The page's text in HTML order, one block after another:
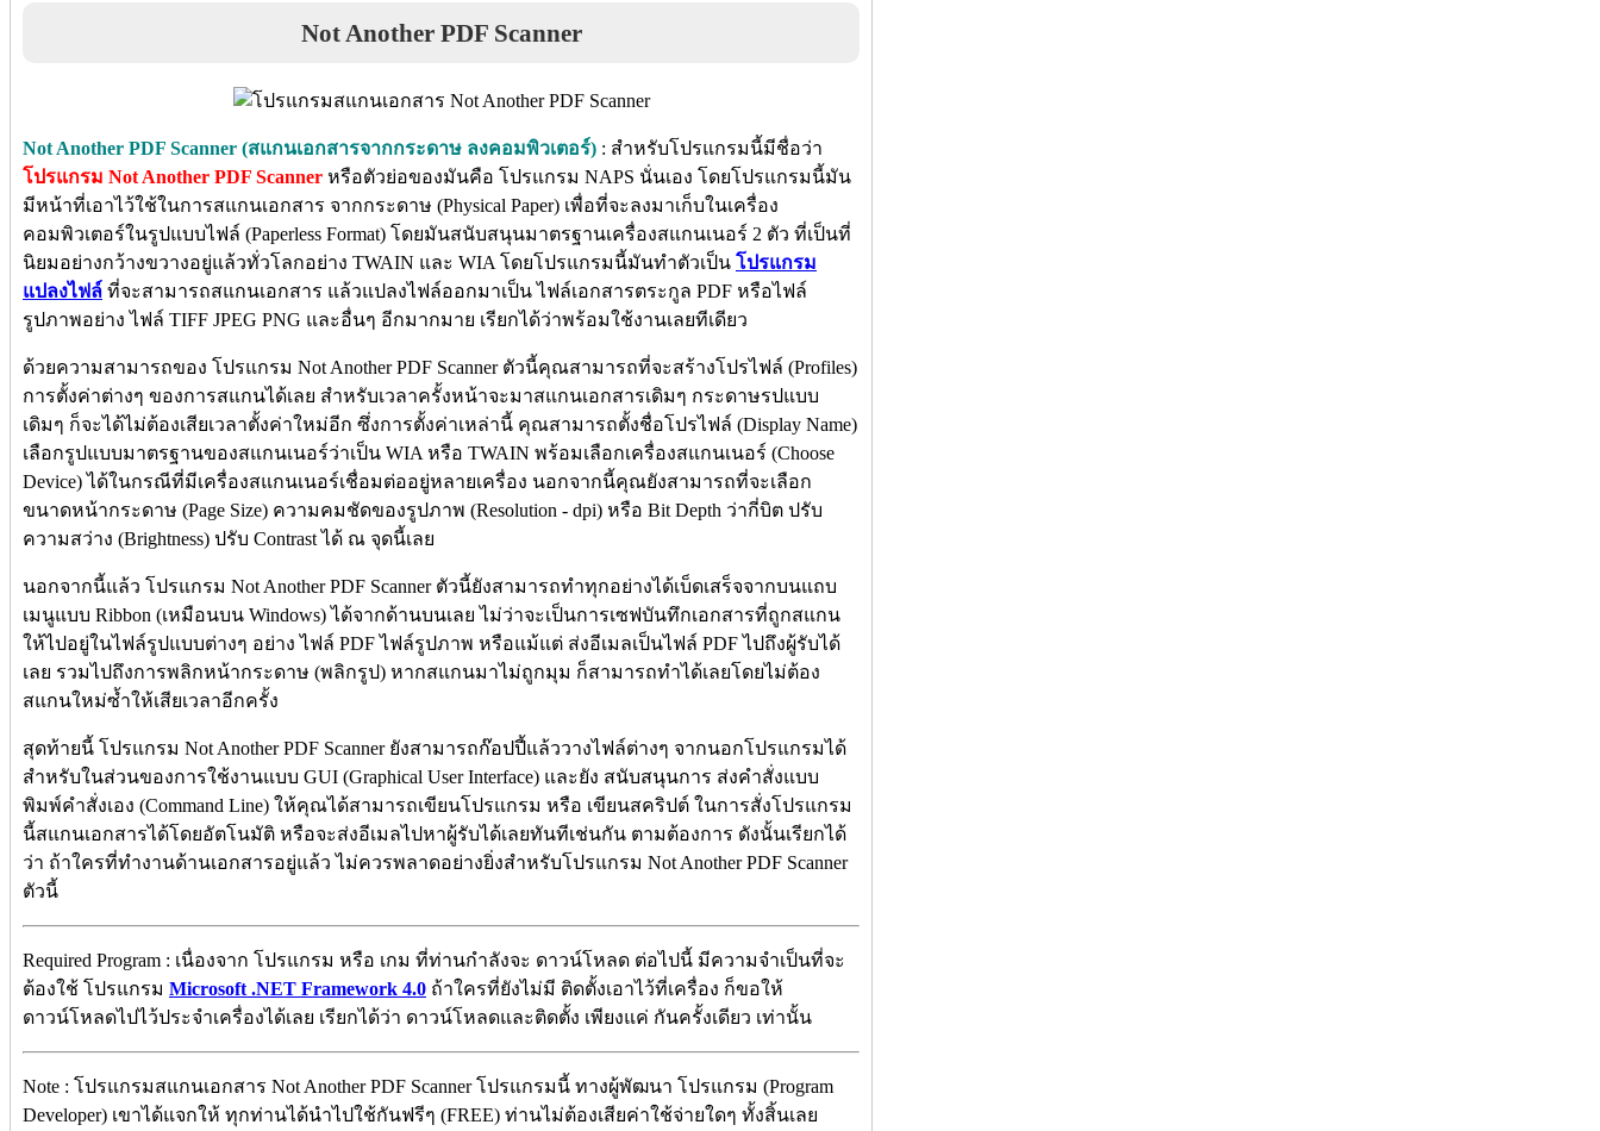
Not Another PDF Scanner
Not Another PDF Scanner (สแกนเอกสารจากกระดาษ ลงคอมพิวเตอร์) : สำหรับโปรแกรมนี้มีชื่อว่า
โปรแกรม Not Another PDF Scanner หรือตัวย่อของมันคือ โปรแกรม NAPS นั่นเอง โดยโปรแกรมนี้มัน
มีหน้าที่เอาไว้ใช้ในการสแกนเอกสาร จากกระดาษ (Physical Paper) เพื่อที่จะลงมาเก็บในเครื่อง
คอมพิวเตอร์ในรูปแบบไฟล์ (Paperless Format) โดยมันสนับสนุนมาตรฐานเครื่องสแกนเนอร์ 2 ตัว ที่เป็นที่
นิยมอย่างกว้างขวางอยู่แล้วทั่วโลกอย่าง TWAIN และ WIA โดยโปรแกรมนี้มันทำตัวเป็น โปรแกรม
แปลงไฟล์ ที่จะสามารถสแกนเอกสาร แล้วแปลงไฟล์ออกมาเป็น ไฟล์เอกสารตระกูล PDF หรือไฟล์
รูปภาพอย่าง ไฟล์ TIFF JPEG PNG และอื่นๆ อีกมากมาย เรียกได้ว่าพร้อมใช้งานเลยทีเดียว
ด้วยความสามารถของ โปรแกรม Not Another PDF Scanner ตัวนี้คุณสามารถที่จะสร้างโปรไฟล์ (Profiles)
การตั้งค่าต่างๆ ของการสแกนได้เลย สำหรับเวลาครั้งหน้าจะมาสแกนเอกสารเดิมๆ กระดาษรปแบบ
เดิมๆ ก็จะได้ไม่ต้องเสียเวลาตั้งค่าใหม่อีก ซึ่งการตั้งค่าเหล่านี้ คุณสามารถตั้งชื่อโปรไฟล์ (Display Name)
เลือกรูปแบบมาตรฐานของสแกนเนอร์ว่าเป็น WIA หรือ TWAIN พร้อมเลือกเครื่องสแกนเนอร์ (Choose
Device) ได้ในกรณีที่มีเครื่องสแกนเนอร์เชื่อมต่ออยู่หลายเครื่อง นอกจากนี้คุณยังสามารถที่จะเลือก
ขนาดหน้ากระดาษ (Page Size) ความคมชัดของรูปภาพ (Resolution - dpi) หรือ Bit Depth ว่ากี่บิต ปรับ
ความสว่าง (Brightness) ปรับ Contrast ได้ ณ จุดนี้เลย
นอกจากนี้แล้ว โปรแกรม Not Another PDF Scanner ตัวนี้ยังสามารถทำทุกอย่างได้เบ็ดเสร็จจากบนแถบ
เมนูแบบ Ribbon (เหมือนบน Windows) ได้จากด้านบนเลย ไม่ว่าจะเป็นการเซฟบันทึกเอกสารที่ถูกสแกน
ให้ไปอยู่ในไฟล์รูปแบบต่างๆ อย่าง ไฟล์ PDF ไฟล์รูปภาพ หรือแม้แต่ ส่งอีเมลเป็นไฟล์ PDF ไปถึงผู้รับได้
เลย รวมไปถึงการพลิกหน้ากระดาษ (พลิกรูป) หากสแกนมาไม่ถูกมุม ก็สามารถทำได้เลยโดยไม่ต้อง
สแกนใหม่ซ้ำให้เสียเวลาอีกครั้ง
สุดท้ายนี้ โปรแกรม Not Another PDF Scanner ยังสามารถก๊อปปี้แล้ววางไฟล์ต่างๆ จากนอกโปรแกรมได้
สำหรับในส่วนของการใช้งานแบบ GUI (Graphical User Interface) และยัง สนับสนุนการ ส่งคำสั่งแบบ
พิมพ์คำสั่งเอง (Command Line) ให้คุณได้สามารถเขียนโปรแกรม หรือ เขียนสคริปต์ ในการสั่งโปรแกรม
นี้สแกนเอกสารได้โดยอัตโนมัติ หรือจะส่งอีเมลไปหาผู้รับได้เลยทันทีเช่นกัน ตามต้องการ ดังนั้นเรียกได้
ว่า ถ้าใครที่ทำงานด้านเอกสารอยู่แล้ว ไม่ควรพลาดอย่างยิ่งสำหรับโปรแกรม Not Another PDF Scanner
ตัวนี้
Required Program : เนื่องจาก โปรแกรม หรือ เกม ที่ท่านกำลังจะ ดาวน์โหลด ต่อไปนี้ มีความจำเป็นที่จะ
ต้องใช้ โปรแกรม Microsoft .NET Framework 4.0 ถ้าใครที่ยังไม่มี ติดตั้งเอาไว้ที่เครื่อง ก็ขอให้
ดาวน์โหลดไปไว้ประจำเครื่องได้เลย เรียกได้ว่า ดาวน์โหลดและติดตั้ง เพียงแค่ กันครั้งเดียว เท่านั้น
Note : โปรแกรมสแกนเอกสาร Not Another PDF Scanner โปรแกรมนี้ ทางผู้พัฒนา โปรแกรม (Program
Developer) เขาได้แจกให้ ทุกท่านได้นำไปใช้กันฟรีๆ (FREE) ท่านไม่ต้องเสียค่าใช้จ่ายใดๆ ทั้งสิ้นเลย